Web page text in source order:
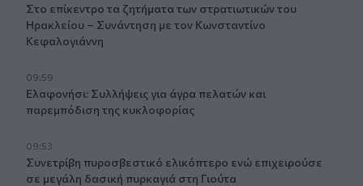
Στο επίκεντρο τα ζητήματα των στρατιωτικών του
Ηρακλείου – Συνάντηση με τον Κωνσταντίνο
Κεφαλογιάννη
09:59
Ελαφονήσι: Συλλήψεις για άγρα πελατών και
παρεμπόδιση της κυκλοφορίας
09:53
Συνετρίβη πυροσβεστικό ελικόπτερο ενώ επιχειρούσε
σε μεγάλη δασική πυρκαγιά στη Γιούτα